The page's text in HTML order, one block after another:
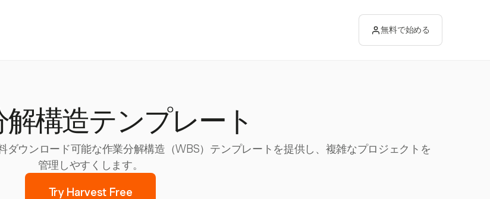
無料で始める
解構造テンプレート
ウンロード可能な作業分解構造（WBS）テンプレートを提供し、複雑なプロジェクトを
管理しやすくします。
Try Harvest Free